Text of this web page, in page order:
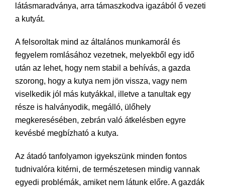
látásmaradványa, arra támaszkodva igazából ő vezeti
a kutyát.
A felsoroltak mind az általános munkamorál és
fegyelem romlásához vezetnek, melyekből egy idő
után az lehet, hogy nem stabil a behívás, a gazda
szorong, hogy a kutya nem jön vissza, vagy nem
viselkedik jól más kutyákkal, illetve a tanultak egy
része is halványodik, megálló, ülőhely
megkeresésében, zebrán való átkelésben egyre
kevésbé megbízható a kutya.
Az átadó tanfolyamon igyekszünk minden fontos
tudnivalóra kitérni, de természetesen mindig vannak
egyedi problémák, amiket nem látunk előre. A gazdák